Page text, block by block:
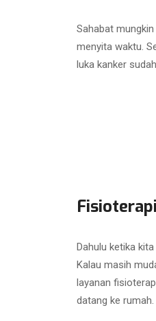
Sahabat
menyita waktu.
luka kanker
Dahulu ketika
Kalau masih
layanan
datang ke